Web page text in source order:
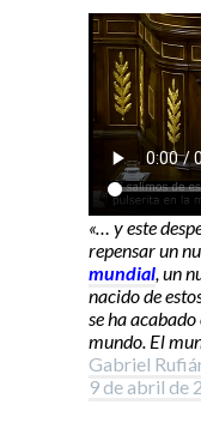
«… y este
repensar un
mundial, un
nacido de
se ha
mundo. El
Gabriel
9 de abril de